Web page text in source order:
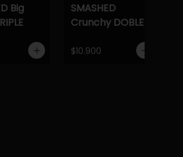
Big
SMASHED
Crunchy DOBLE
$10.900